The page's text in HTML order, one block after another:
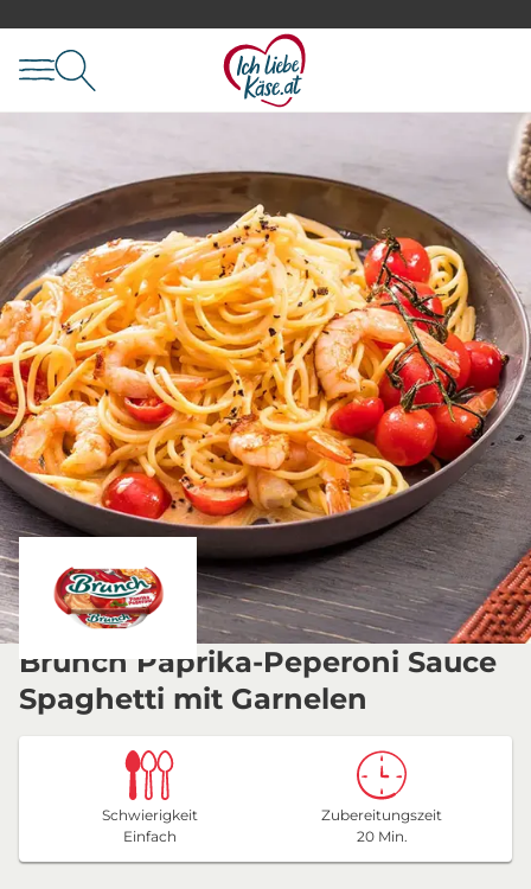
Brunch Paprika-Peperoni Sauce
Spaghetti mit Garnelen
Schwierigkeit
Einfach
Zubereitungszeit
20 Min.